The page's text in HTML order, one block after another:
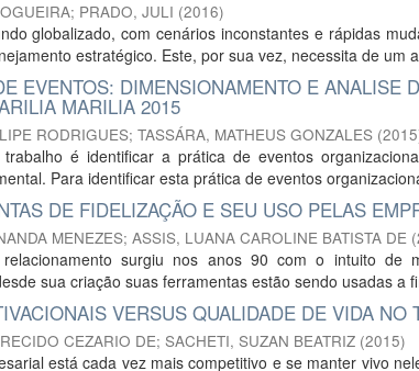
; PRADO, JULI (2016)
globalizado, com cenários inconstantes e rápidas
estratégico. Este, por sua vez, necessita de um
EVENTOS: DIMENSIONAMENTO E ANALISE
MARILIA 2015
RODRIGUES; TASSÁRA, MATHEUS GONZALES (2015
é identificar a prática de eventos
Para identificar esta prática de eventos
DE FIDELIZAÇÃO E SEU USO PELAS
MENEZES; ASSIS, LUANA CAROLINE BATISTA DE (
surgiu nos anos 90 com o intuito de
sua criação suas ferramentas estão sendo usadas a
VERSUS QUALIDADE DE VIDA NO
CEZARIO DE; SACHETI, SUZAN BEATRIZ (2015)
está cada vez mais competitivo e se manter vivo